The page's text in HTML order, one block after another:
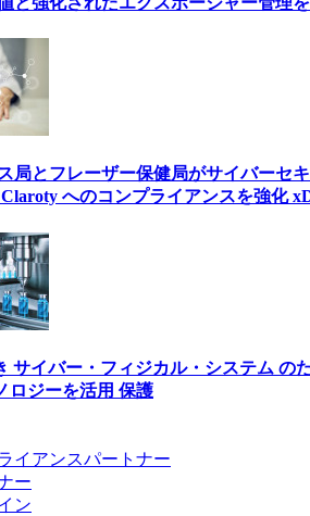
局とフレーザー保健局がサイバーセ
へのコンプライアンスを強化
サイバー・フィジカル・システム の
ロジーを活用 保護
イアンスパートナー
ー
ン